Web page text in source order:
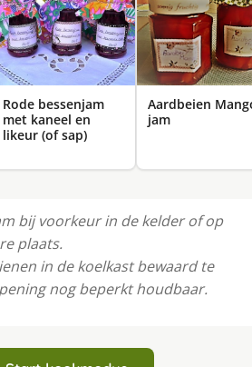
Rode bessenjam
met kaneel en
likeur (of sap)
Aardbeien
jam
bij voorkeur in de kelder of op
plaats.
in de koelkast bewaard te
nog beperkt houdbaar.